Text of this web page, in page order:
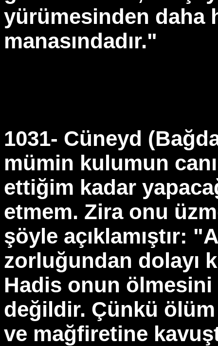
yürümesinden daha
manasındadır."
1031- Cüneyd
mümin kulumun
ettiğim kadar
etmem. Zira onu
şöyle açıklamıştır:
zorluğundan dolayı
Hadis onun ölmesini
değildir. Çünkü
ve mağfiretine